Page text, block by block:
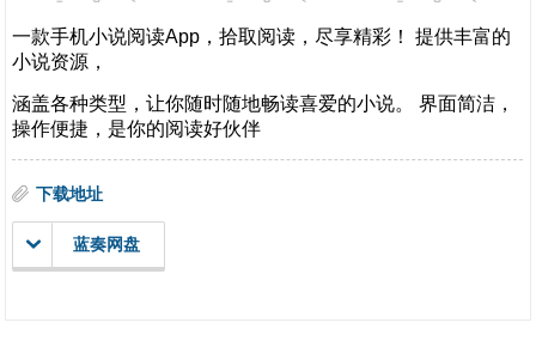
一款手机小说阅读App，拾取阅读，尽享精彩！ 提供丰富的
小说资源，
涵盖各种类型，让你随时随地畅读喜爱的小说。 界面简洁，
操作便捷，是你的阅读好伙伴
下载地址
蓝奏网盘